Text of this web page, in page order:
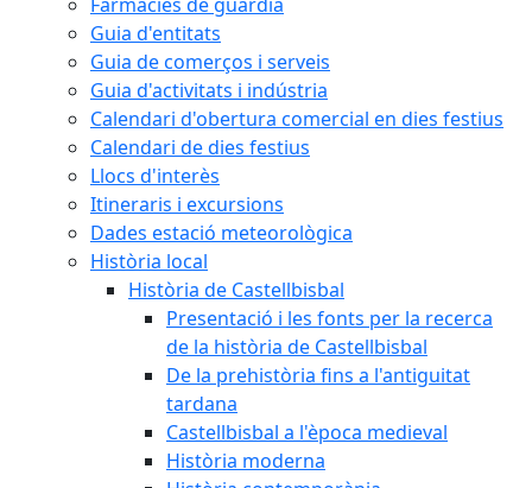
Guia d'entitats
Guia de comerços i serveis
Guia d'activitats i indústria
Calendari d'obertura comercial en dies festius
Calendari de dies festius
Llocs d'interès
Itineraris i excursions
Dades estació meteorològica
Història local
Història de Castellbisbal
Presentació i les fonts per la recerca
de la història de Castellbisbal
De la prehistòria fins a l'antiguitat
tardana
Castellbisbal a l'època medieval
Història moderna